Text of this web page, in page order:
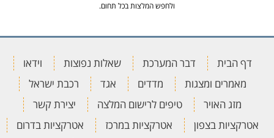
ולחפש המלצות בכל תחום.
דף הבית דבר המערכת שאלות נפוצות
וידאו
מאמרים ומצגות
מדדים אגד
רכבת ישראל
מזג האויר
טיפים לרישום המלצה
יצירת קשר
אטרקציות בצפון
אטרקציות במרכז
אטרקציות בדרום